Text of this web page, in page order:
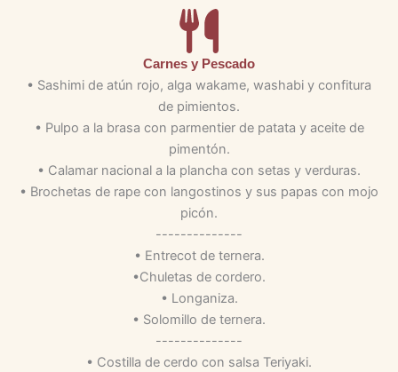
Carnes y Pescado
• Sashimi de atún rojo, alga wakame, washabi y confitura
de pimientos.
• Pulpo a la brasa con parmentier de patata y aceite de
pimentón.
• Calamar nacional a la plancha con setas y verduras.
• Brochetas de rape con langostinos y sus papas con mojo
picón.
--------------
• Entrecot de ternera.
•Chuletas de cordero.
• Longaniza.
• Solomillo de ternera.
--------------
• Costilla de cerdo con salsa Teriyaki.